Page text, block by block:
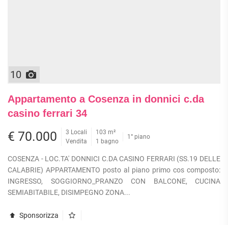
10
Appartamento a Cosenza in donnici c.da
casino ferrari 34
€ 70.000
3 Locali
Vendita
103 m²
1 bagno
1° piano
COSENZA - LOC.TA' DONNICI C.DA CASINO FERRARI (SS.19 DELLE
CALABRIE) APPARTAMENTO posto al piano primo cos composto:
INGRESSO, SOGGIORNO_PRANZO CON BALCONE, CUCINA
SEMIABITABILE, DISIMPEGNO ZONA...
Sponsorizza